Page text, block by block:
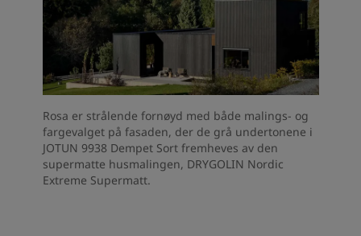
Rosa er strålende fornøyd med både malings- og
fargevalget på fasaden, der de grå undertonene i
JOTUN 9938 Dempet Sort fremheves av den
supermatte husmalingen, DRYGOLIN Nordic
Extreme Supermatt.